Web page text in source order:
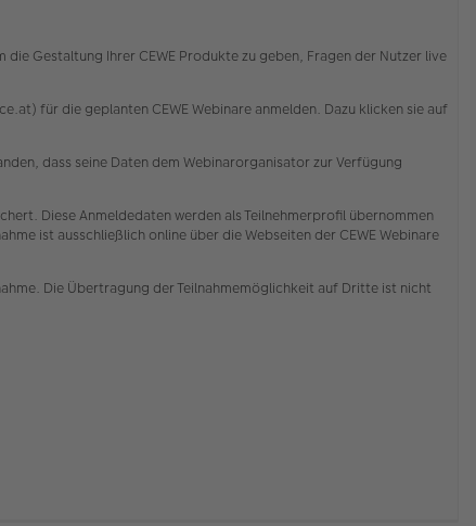
Gestaltung Ihrer CEWE Produkte zu geben, Fragen der Nutzer live
für die geplanten CEWE Webinare anmelden. Dazu klicken sie auf
dass seine Daten dem Webinarorganisator zur Verfügung
Diese Anmeldedaten werden als Teilnehmerprofil übernommen
ist ausschließlich online über die Webseiten der CEWE Webinare
Die Übertragung der Teilnahmemöglichkeit auf Dritte ist nicht